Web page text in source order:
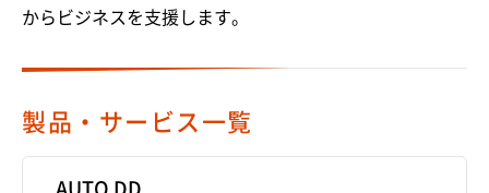
からビジネスを支援します。
製品・サービス一覧